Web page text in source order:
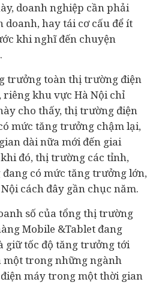
doanh nghiệp cần phải
doanh, haytái cơ cấu để ít
khi nghĩ đến chuyện
trưởng toàn thị trường điện
riêng khu vực Hà Nội chỉ
cho thấy, thị trường điện
mức tăng trưởng chậm lại,
dài nữa mới đến giai
đó, thị trường các tỉnh,
có mức tăng trưởng lớn,
cách đây gần chục năm.
số của tổng thị trường
Mobile &Tablet đang
giữ tốc độ tăng trưởng tới
một trong những ngành
máy trong một thời gian